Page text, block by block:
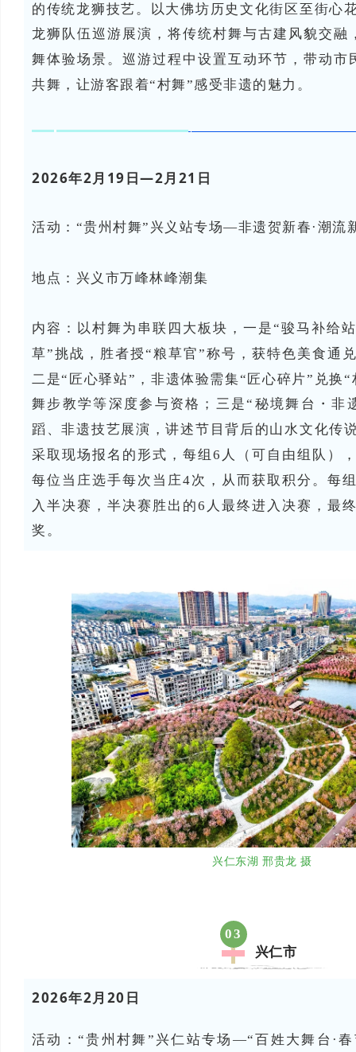
的传统龙狮技艺。以大佛坊历史文化街区至街心
龙狮队伍巡游展演，将传统村舞与古建风貌交融
舞体验场景。巡游过程中设置互动环节，带动市
共舞，让游客跟着“村舞”感受非遗的魅力。
2026年2月19日—2月21日
活动：“贵州村舞”兴义站专场—非遗贺新春·潮流
地点：兴义市万峰林峰潮集
内容：
以村舞为串联四大板块，一是“骏马补给
草”挑战，胜者授“粮草官”称号，获特色美食通
二是“匠心驿站”，非遗体验需集“匠心碎片”兑换
舞步教学等深度参与资格；三是“秘境舞台・非
蹈、非遗技艺展演，讲述节目背后的山水文化传
采取现场报名的形式，每组6人（可自由组队）
每位当庄选手每次当庄4次，从而获取积分。每
入半决赛，半决赛胜出的6人最终进入决赛，最
奖。
兴仁东湖 邢贵龙 摄
03
兴仁市
2026年2月20日
活动：“贵州村舞”兴仁站专场—“百姓大舞台·